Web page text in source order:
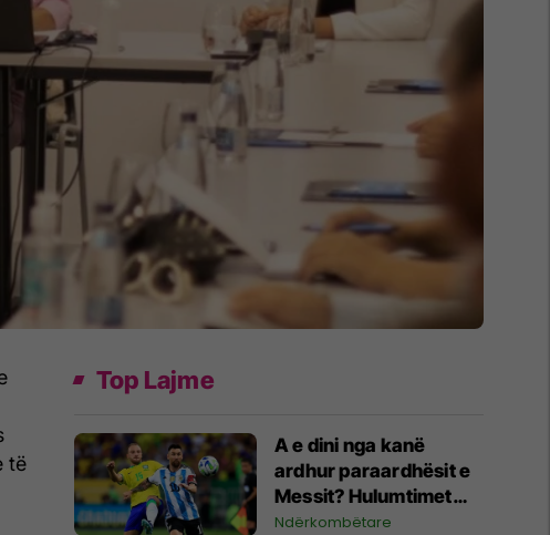
të
Top Lajme
A e dini nga kanë
ardhur paraardhësit e
Messit? Hulumtimet
zbulojnë detaje të
Ndërkombëtare